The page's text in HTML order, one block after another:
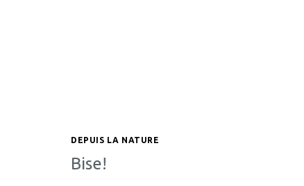
DEPUIS LA NATURE
Bise!